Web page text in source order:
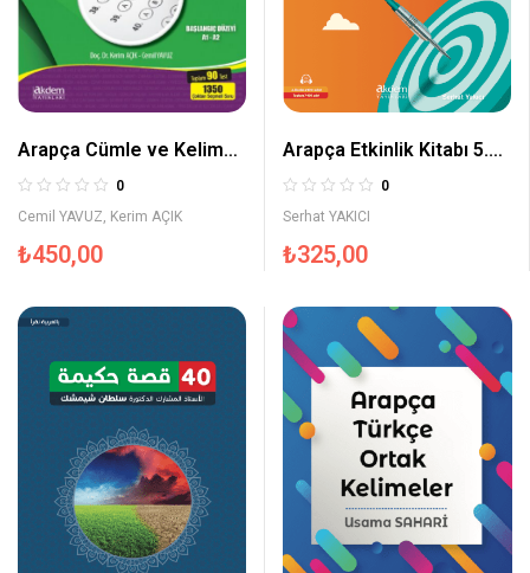
Arapça Cümle ve Kelime
Bilgisi Soru Bankası
0
Cemil YAVUZ Kerim AÇIK
₺450,00
Arapça Etkinlik Kitabı 5.
Sınıf
0
Serhat YAKICI
₺325,00